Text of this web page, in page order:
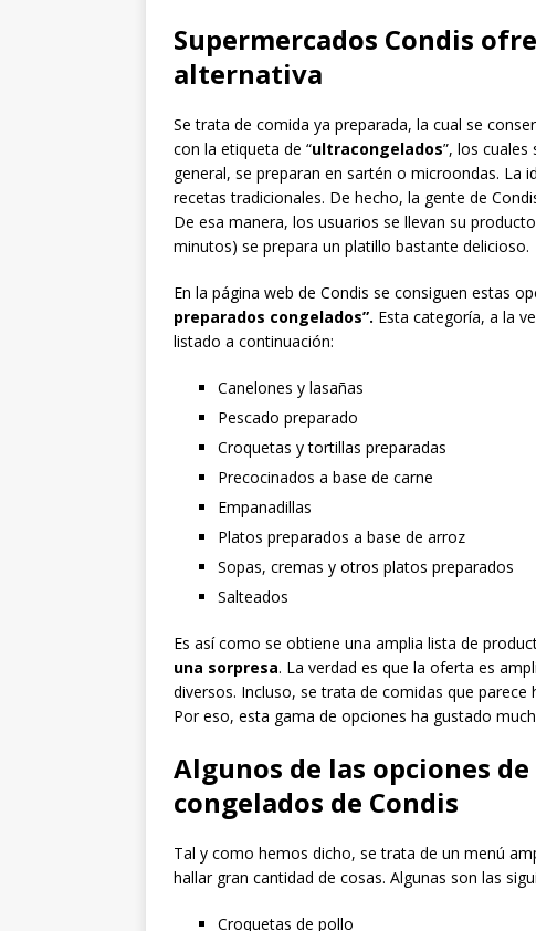
Supermercados Condis
alternativa
Se trata de comida ya preparada, la cual se
con la etiqueta de “ultracongelados”, los cuales
general, se preparan en sartén o microondas. La
recetas tradicionales. De hecho, la gente de
De esa manera, los usuarios se llevan su
minutos) se prepara un platillo bastante delicioso.
En la página web de Condis se consiguen estas
preparados congelados”. Esta categoría, a la
listado a continuación:
Canelones y lasañas
Pescado preparado
Croquetas y tortillas preparadas
Precocinados a base de carne
Empanadillas
Platos preparados a base de arroz
Sopas, cremas y otros platos preparados
Salteados
Es así como se obtiene una amplia lista de
una sorpresa. La verdad es que la oferta es
diversos. Incluso, se trata de comidas que
Por eso, esta gama de opciones ha gustado
Algunos de las opciones
congelados de Condis
Tal y como hemos dicho, se trata de un menú
hallar gran cantidad de cosas. Algunas son las
Croquetas de pollo